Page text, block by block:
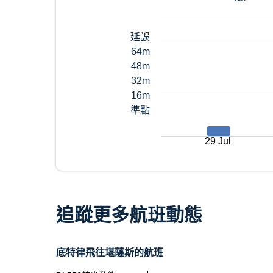
延誤
64m
48m
32m
16m
準點
29 Jul
追蹤更多航班動態
底特律飛往堪薩斯的航班